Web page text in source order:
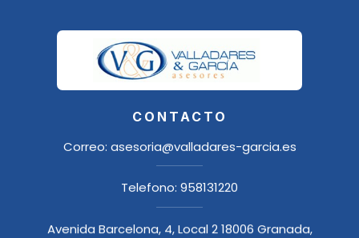
CONTACTO
Correo: asesoria@valladares-garcia.es
Telefono: 958131220
Avenida Barcelona, 4, Local 2 18006 Granada,